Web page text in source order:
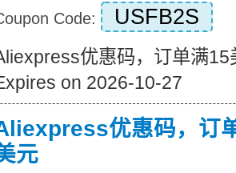
Code: USFB2S
优惠码，订单满15
on 2026-10-27
优惠码，订
元